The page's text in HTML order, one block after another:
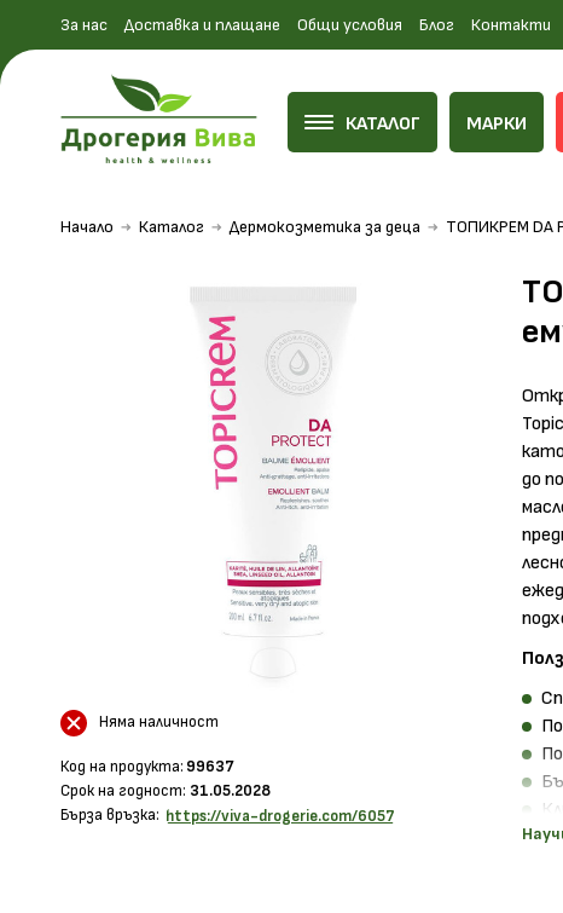
За нас Доставка и плащане Общи условия Блог Контакти
КАТАЛОГ МАРКИ
Начало Каталог Дермокозметика за деца ТОПИКРЕМ DA
Няма наличност
Код на продукта: 99637
Срок на годност: 31.05.2028
Бърза връзка: https://viva-drogerie.com/6057
до